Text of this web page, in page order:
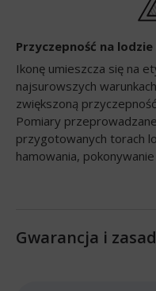
Przyczepność na
Ikonę umieszcza się na
najsurowszych
zwiększoną
Pomiary
przygotowanych torach
hamowania,
Gwarancja i